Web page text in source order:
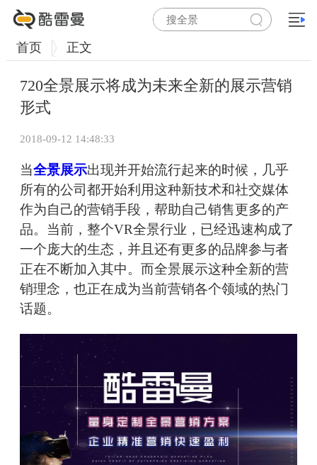
首页 正文
720全景展示将成为未来全新的展示营销
形式
2018-09-12 14:48:33
当全景展示出现并开始流行起来的时候，几乎
所有的公司都开始利用这种新技术和社交媒体
作为自己的营销手段，帮助自己销售更多的产
品。当前，整个VR全景行业，已经迅速构成了
一个庞大的生态，并且还有更多的品牌参与者
正在不断加入其中。而全景展示这种全新的营
销理念，也正在成为当前营销各个领域的热门
话题。